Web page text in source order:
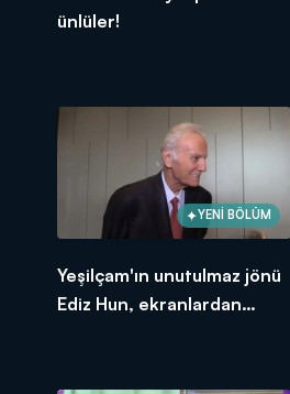
ünlüler!
YENİ BÖLÜM
Yeşilçam'ın unutulmaz jönü
Ediz Hun, ekranlardan